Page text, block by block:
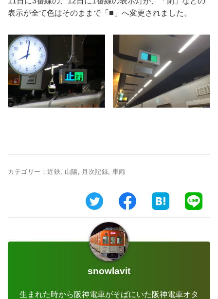
表示が全て色はそのままで「■」へ変更されました。
カテゴリー： 近鉄 山陽 月次記録 車両
snowlavit
生まれた時から阪神電車がそばにいた阪神電車オタ